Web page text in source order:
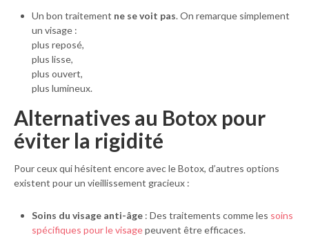
Un bon traitement ne se voit pas. On remarque simplement
un visage :
plus reposé,
plus lisse,
plus ouvert,
plus lumineux.
Alternatives au Botox pour
éviter la rigidité
Pour ceux qui hésitent encore avec le Botox, d’autres options
existent pour un vieillissement gracieux :
Soins du visage anti-âge : Des traitements comme les soins
spécifiques pour le visagepeuvent être efficaces.